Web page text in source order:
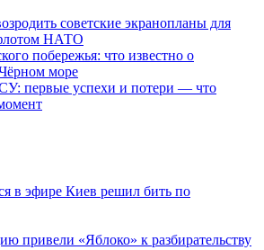
советские экранопланы для
НАТО
побережья: что известно о
море
первые успехи и потери — что
в эфире Киев решил бить по
привели «Яблоко» к разбирательству